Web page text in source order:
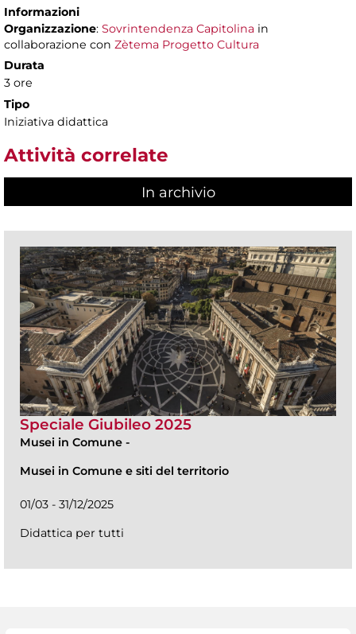
Informazioni
Organizzazione: Sovrintendenza Capitolina in
collaborazione con Zètema Progetto Cultura
Durata
3 ore
Tipo
Iniziativa didattica
Attività correlate
In archivio
Speciale Giubileo 2025
Musei in Comune -
Musei in Comune e siti del territorio
01/03 - 31/12/2025
Didattica per tutti